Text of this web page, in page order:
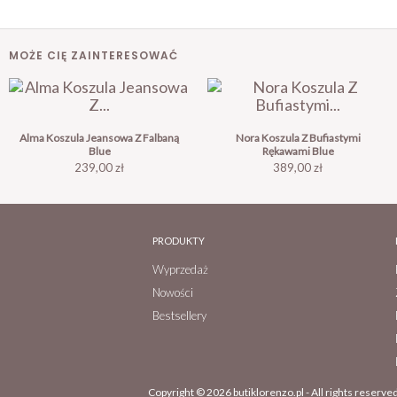
MOŻE CIĘ ZAINTERESOWAĆ
Alma Koszula Jeansowa Z Falbaną
Blue
Cena
239,00 zł
Nora Koszula Z Bufiastymi
Rękawami Blue
Cena
389,00 zł
PRODUKTY
Wyprzedaż
Nowości
Bestsellery
Copyright © 2026 butiklorenzo.pl - All rights